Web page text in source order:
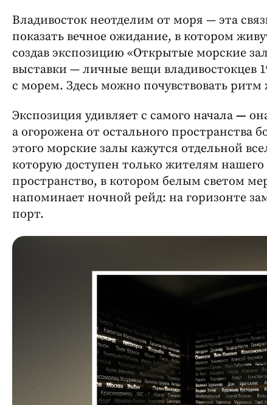
Владивосток неотделим от моря — эта
показать вечное ожидание, в котором
создав экспозицию «Открытые морские
выставки — личные вещи владивостокцев
с морем. Здесь можно почувствовать
Экспозиция удивляет с самого начала —
а огорожена от остального
этого морские залы кажутся отдельной
которую доступен только жителям
пространство, в котором белым светом
напоминает ночной рейд: на горизонте
порт.